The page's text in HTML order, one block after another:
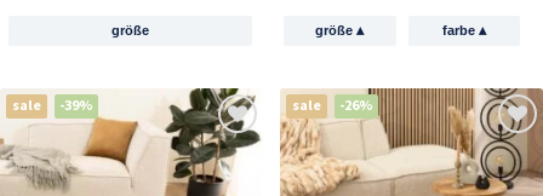
größe größe▴ farbe ▴
sale -39% sale -26%